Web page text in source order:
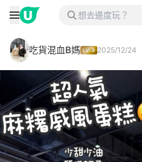
吃貨混血B媽 2025/12/24